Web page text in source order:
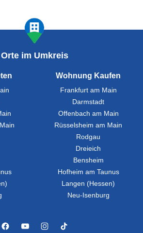
Orte im Umkreis
Wohnung Kaufen
Frankfurt am Main
Darmstadt
Offenbach am Main
Rüsselsheim am Main
Rodgau
Dreieich
Bensheim
Hofheim am Taunus
Langen (Hessen)
Neu-Isenburg